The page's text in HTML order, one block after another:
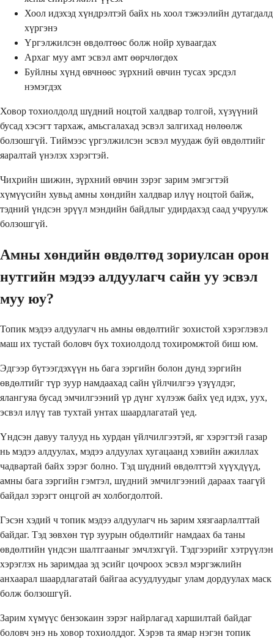
Хоол идэхэд хүндрэлтэй байх нь хоол тэжээлийн дутагдалд
хүргэнэ
Үргэлжилсэн өвдөлтөөс болж нойр хуваагдах
Архаг муу амт эсвэл амт өөрчлөгдөх
Буйлны хүнд өвчнөөс зүрхний өвчин тусах эрсдэл
нэмэгдэх
Ховор тохиолдолд шүдний ноцтой халдвар толгой, хүзүүний
бусад хэсэгт тархаж, амьсгалахад эсвэл залгихад нөлөөлж
болзошгүй. Тиймээс үргэлжилсэн эсвэл муудаж буй өвдөлтийг
яаралтай үнэлэх хэрэгтэй.
Чихрийн шижин, зүрхний өвчин зэрэг зарим эмгэгтэй
хүмүүсийн хувьд амны хөндийн халдвар илүү ноцтой байж,
тэдний үндсэн эрүүл мэндийн байдлыг удирдахэд саад учруулж
болзошгүй.
Амны хөндийн өвдөлтөд зориулсан орон
нутгийн мэдээ алдуулагч сайн уу эсвэл
муу юу?
Топик мэдээ алдуулагч нь амны өвдөлтийг зохистой хэрэглэвэл
маш их тустай боловч бүх тохиолдолд тохиромжтой биш юм.
Эдгээр бүтээгдэхүүн нь бага зэргийн болон дунд зэргийн
өвдөлтийг түр зуур намдаахад сайн үйлчилгээ үзүүлдэг,
ялангуяа бусад эмчилгээний үр дүнг хүлээж байх үед идэх, уух,
эсвэл илүү тав тухтай унтах шаардлагатай үед.
Үндсэн давуу талууд нь хурдан үйлчилгээтэй, яг хэрэгтэй газар
нь мэдээ алдуулах, мэдээ алдуулах хугацаанд хэвийн ажиллах
чадвартай байх зэрэг болно. Тэд шүдний өвдөлттэй хүүхдүүд,
амны бага зэргийн гэмтэл, шүдний эмчилгээний дараах таагүй
байдал зэрэгт онцгой ач холбогдолтой.
Гэсэн хэдий ч топик мэдээ алдуулагч нь зарим хязгаарлалттай
байдаг. Тэд зөвхөн түр зуурын обдөлтийг намдаах ба таны
өвдөлтийн үндсэн шалтгааныг эмчлэхгүй. Тэдгээрийг хэтрүүлэн
хэрэглэх нь заримдаа эд эсийг цочроох эсвэл мэргэжлийн
анхаарал шаардлагатай байгаа асуудлуудыг улам дордуулах маск
болж болзошгүй.
Зарим хүмүүс бензокаин зэрэг найрлагад харшилтай байдаг
боловч энэ нь ховор тохиолддог. Хэрэв та ямар нэгэн топик